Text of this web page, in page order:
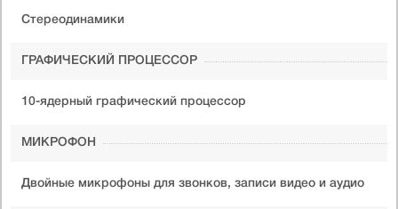
Стереодинамики
ГРАФИЧЕСКИЙ ПРОЦЕССОР
10-ядерный графический процессор
МИКРОФОН
Двойные микрофоны для звонков, записи видео и аудио